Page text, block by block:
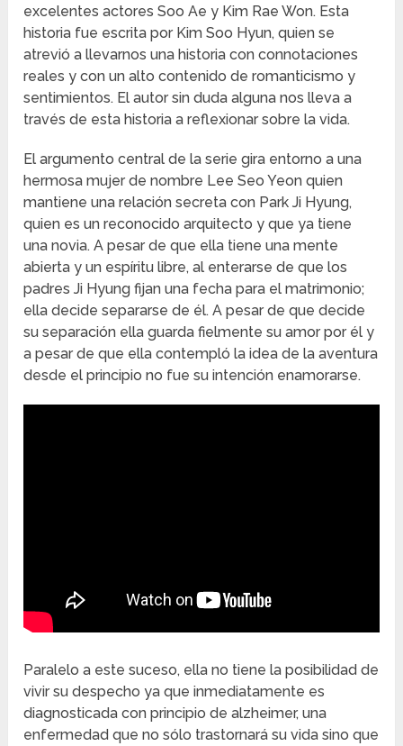
excelentes actores Soo Ae y Kim Rae Won. Esta
historia fue escrita por Kim Soo Hyun, quien se
atrevió a llevarnos una historia con connotaciones
reales y con un alto contenido de romanticismo y
sentimientos. El autor sin duda alguna nos lleva a
través de esta historia a reflexionar sobre la vida.
El argumento central de la serie gira entorno a una
hermosa mujer de nombre Lee Seo Yeon quien
mantiene una relación secreta con Park Ji Hyung,
quien es un reconocido arquitecto y que ya tiene
una novia. A pesar de que ella tiene una mente
abierta y un espíritu libre, al enterarse de que los
padres Ji Hyung fijan una fecha para el matrimonio;
ella decide separarse de él. A pesar de que decide
su separación ella guarda fielmente su amor por él y
a pesar de que ella contempló la idea de la aventura
desde el principio no fue su intención enamorarse.
Paralelo a este suceso, ella no tiene la posibilidad de
vivir su despecho ya que inmediatamente es
diagnosticada con principio de alzheimer, una
enfermedad que no sólo trastornará su vida sino que